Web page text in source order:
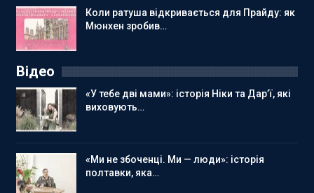
Коли ратуша відкривається для Прайду: як
Мюнхен зробив…
Відео
«У тебе дві мами»: історія Ніки та Дар’ї, які
виховують…
«Ми не збоченці. Ми — люди»: історія
полтавки, яка…